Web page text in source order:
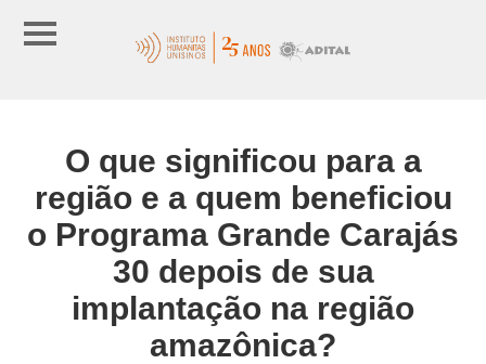
O que significou para a
região e a quem beneficiou
o Programa Grande Carajás
30 depois de sua
implantação na região
amazônica?